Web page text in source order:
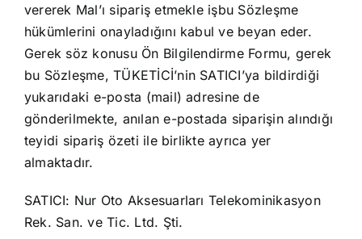
vererek Mal’ı sipariş etmekle işbu Sözleşme
hükümlerini onayladığını kabul ve beyan eder.
Gerek söz konusu Ön Bilgilendirme Formu, gerek
bu Sözleşme, TÜKETİCİ’nin SATICI’ya bildirdiği
yukarıdaki e-posta (mail) adresine de
gönderilmekte, anılan e-postada siparişin alındığı
teyidi sipariş özeti ile birlikte ayrıca yer
almaktadır.
SATICI: Nur Oto Aksesuarları Telekominikasyon
Rek. San. ve Tic. Ltd. Şti.